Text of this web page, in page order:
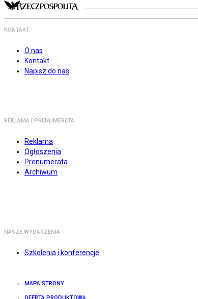
KONTAKT
O nas
Kontakt
Napisz do nas
REKLAMA I PRENUMERATA
Reklama
Ogłoszenia
Prenumerata
Archiwum
NASZE WYDARZENIA
Szkolenia i konferencje
MAPA STRONY